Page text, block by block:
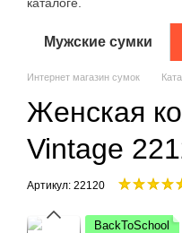
Мужские сумки
Интернет магазин сумок
Женская
Vintage
Артикул: 22120
BackToSchool